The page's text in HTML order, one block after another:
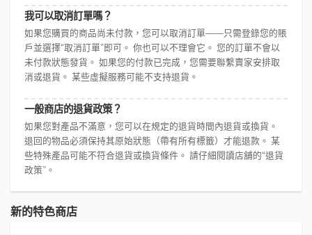
我可以取消訂單嗎？
如果您購買的商品尚未付款，您可以取消訂單——只需登錄您的賬
戶並選擇“取消訂單”即可。 你也可以不理會它。 您的訂單不會以
未付款狀態發貨。 如果您的付款已完成，您需要聯繫賣家安排取
消或退貨。 某些虛擬服務可能不支持退貨。
一般商店的退貨政策？
如果您對產品不滿意，您可以在規定的退貨時間內退貨或換貨。
退回的物品必須保持其原始狀態（帶有所有標籤）才能退款。 某
些特殊產品可能不符合退貨或換貨條件。 請仔細閱讀店舖的“退貨
政策”。
新的特色商店